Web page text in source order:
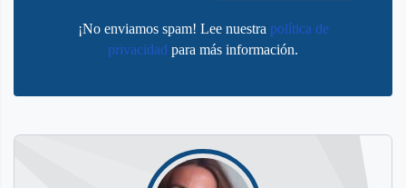
¡No enviamos spam! Lee nuestra política de
privacidad para más información.